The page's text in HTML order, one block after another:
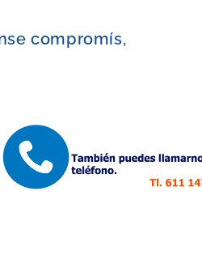
compromís,